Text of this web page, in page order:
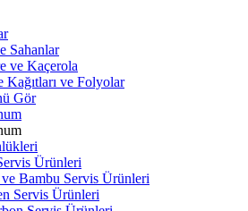
Sahanlar
ve Kaçerola
Kağıtları ve Folyolar
Gör
Ürünleri
Bambu Servis Ürünleri
Servis Ürünleri